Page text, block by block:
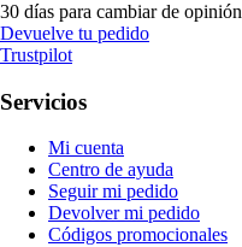
30 días para cambiar de opinión
Devuelve tu pedido
Trustpilot
Servicios
Mi cuenta
Centro de ayuda
Seguir mi pedido
Devolver mi pedido
Códigos promocionales